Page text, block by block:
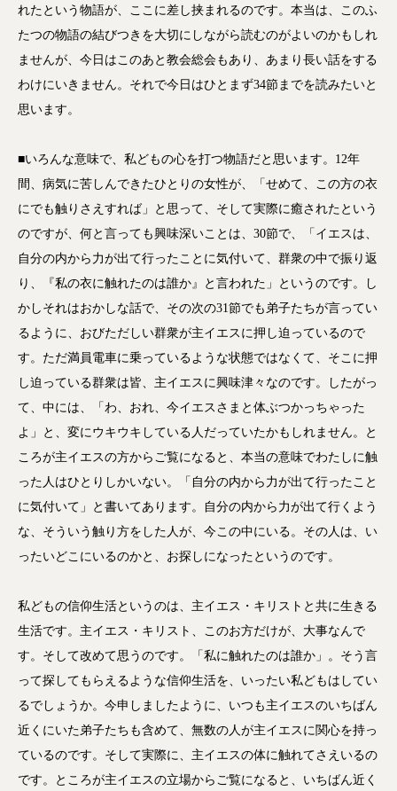
れたという物語が、ここに差し挟まれるのです。本当は、このふ
たつの物語の結びつきを大切にしながら読むのがよいのかもしれ
ませんが、今日はこのあと教会総会もあり、あまり長い話をする
わけにいきません。それで今日はひとまず34節までを読みたいと
思います。
■いろんな意味で、私どもの心を打つ物語だと思います。12年
間、病気に苦しんできたひとりの女性が、「せめて、この方の衣
にでも触りさえすれば」と思って、そして実際に癒されたという
のですが、何と言っても興味深いことは、30節で、「イエスは、
自分の内から力が出て行ったことに気付いて、群衆の中で振り返
り、『私の衣に触れたのは誰か』と言われた」というのです。し
かしそれはおかしな話で、その次の31節でも弟子たちが言ってい
るように、おびただしい群衆が主イエスに押し迫っているので
す。ただ満員電車に乗っているような状態ではなくて、そこに押
し迫っている群衆は皆、主イエスに興味津々なのです。したがっ
て、中には、「わ、おれ、今イエスさまと体ぶつかっちゃった
よ」と、変にウキウキしている人だっていたかもしれません。と
ころが主イエスの方からご覧になると、本当の意味でわたしに触
った人はひとりしかいない。「自分の内から力が出て行ったこと
に気付いて」と書いてあります。自分の内から力が出て行くよう
な、そういう触り方をした人が、今この中にいる。その人は、い
ったいどこにいるのかと、お探しになったというのです。
私どもの信仰生活というのは、主イエス・キリストと共に生きる
生活です。主イエス・キリスト、このお方だけが、大事なんで
す。そして改めて思うのです。「私に触れたのは誰か」。そう言
って探してもらえるような信仰生活を、いったい私どもはしてい
るでしょうか。今申しましたように、いつも主イエスのいちばん
近くにいた弟子たちも含めて、無数の人が主イエスに関心を持っ
ているのです。そして実際に、主イエスの体に触れてさえいるの
です。ところが主イエスの立場からご覧になると、いちばん近く